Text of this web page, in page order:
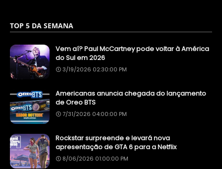
TOP 5 DA SEMANA
Vem aí? Paul McCartney pode voltar à América
do Sul em 2026
3/19/2026 02:30:00 PM
Americanas anuncia chegada do lançamento
de Oreo BTS
7/31/2026 04:00:00 PM
Rockstar surpreende e levará nova
apresentação de GTA 6 para a Netflix
8/06/2026 01:00:00 PM